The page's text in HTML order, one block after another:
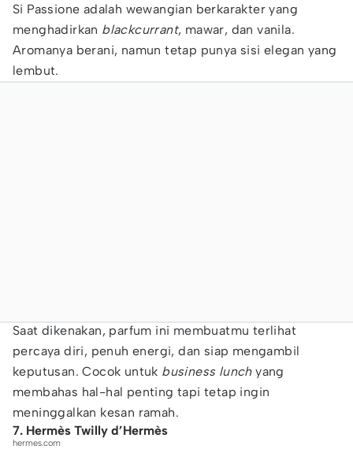
Si Passione adalah wewangian berkarakter yang
menghadirkan blackcurrant, mawar, dan vanila.
Aromanya berani, namun tetap punya sisi elegan yang
lembut.
Saat dikenakan, parfum ini membuatmu terlihat
percaya diri, penuh energi, dan siap mengambil
keputusan. Cocok untuk business lunchyang
membahas hal-hal penting tapi tetap ingin
meninggalkan kesan ramah.
7. Hermès Twilly d’Hermès
hermes.com